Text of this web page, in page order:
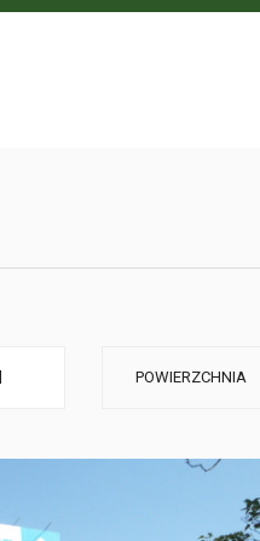
POWIERZCHNIA